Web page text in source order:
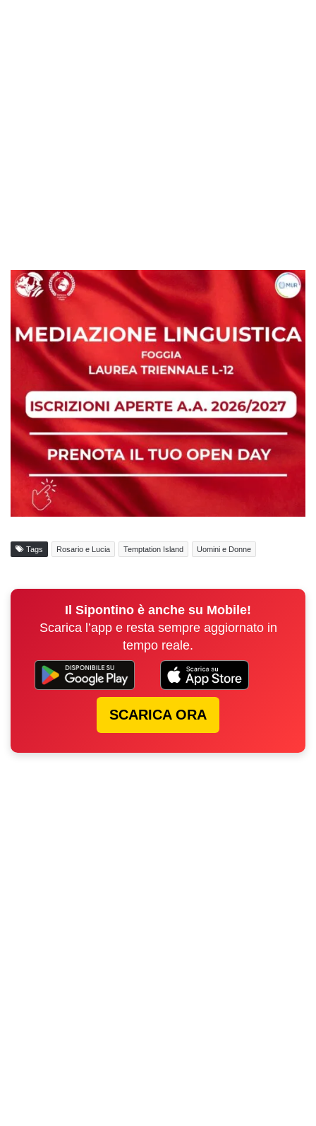
Tags Rosario e Lucia Temptation Island Uomini e Donne
Il Sipontino è anche su Mobile!
Scarica l’app e resta sempre aggiornato in
tempo reale.
SCARICA ORA